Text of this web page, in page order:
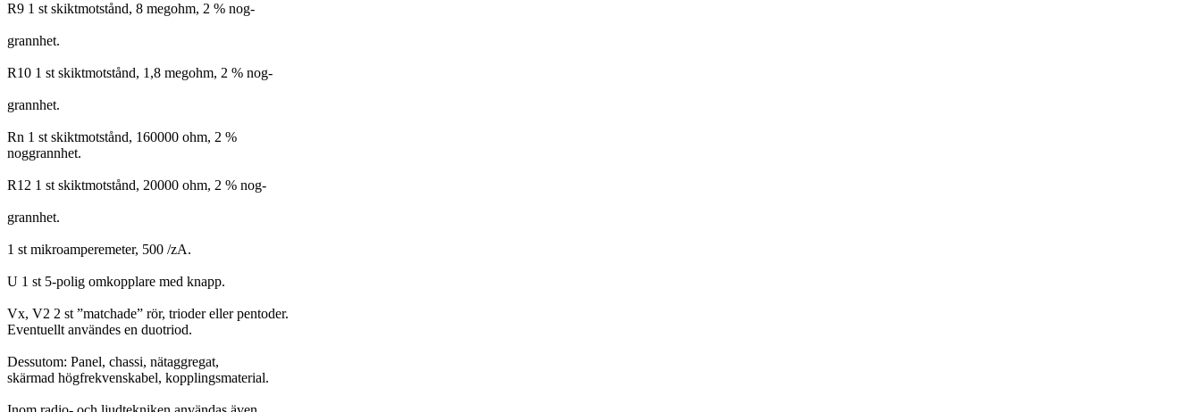
R9 1 st skiktmotstånd, 8 megohm, 2 % nog-
grannhet.
R10 1 st skiktmotstånd, 1,8 megohm, 2 % nog-
grannhet.
Rn 1 st skiktmotstånd, 160000 ohm, 2 %
noggrannhet.
R12 1 st skiktmotstånd, 20000 ohm, 2 % nog-
grannhet.
1 st mikroamperemeter, 500 /zA.
U 1 st 5-polig omkopplare med knapp.
Vx, V2 2 st ”matchade” rör, trioder eller pentoder.
Eventuellt användes en duotriod.
Dessutom: Panel, chassi, nätaggregat,
skärmad högfrekvenskabel, kopplingsmaterial.